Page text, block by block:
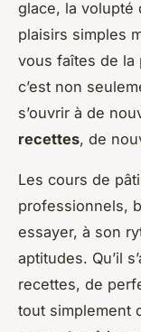
glace, la volupté
plaisirs simples
vous faîtes de la
c’est non
s’ouvrir à de
recettes, de
Les cours de
professionnels,
essayer, à son
aptitudes. Qu’il
recettes, de
tout simplement